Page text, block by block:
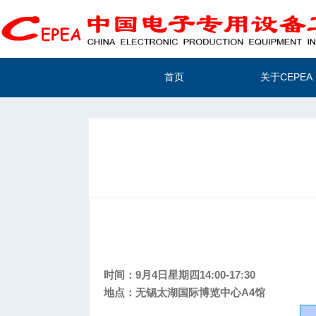
首页 关于CEPEA
时间： 9月 4日星期四14:00-17:30
地点：无锡太湖国际博览中心A4馆